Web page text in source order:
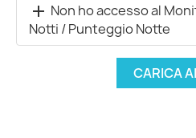
add Non ho accesso al
Notti / Punteggio Notte
CARICA